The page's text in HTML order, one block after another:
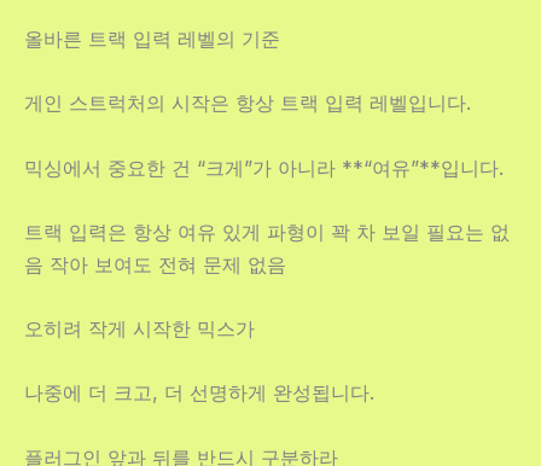
올바른 트랙 입력 레벨의 기준
게인 스트럭처의 시작은 항상 트랙 입력 레벨입니다.
믹싱에서 중요한 건 “크게”가 아니라 **“여유”**입니다.
트랙 입력은 항상 여유 있게 파형이 꽉 차 보일 필요는 없
음 작아 보여도 전혀 문제 없음
오히려 작게 시작한 믹스가
나중에 더 크고, 더 선명하게 완성됩니다.
플러그인 앞과 뒤를 반드시 구분하라